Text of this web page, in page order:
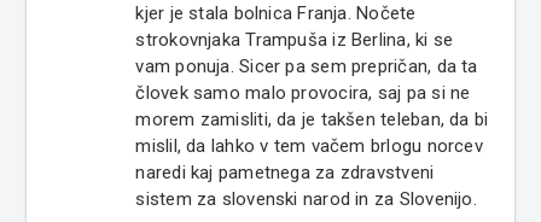
kjer je stala bolnica Franja. Nočete
strokovnjaka Trampuša iz Berlina, ki se
vam ponuja. Sicer pa sem prepričan, da ta
človek samo malo provocira, saj pa si ne
morem zamisliti, da je takšen teleban, da bi
mislil, da lahko v tem vačem brlogu norcev
naredi kaj pametnega za zdravstveni
sistem za slovenski narod in za Slovenijo.